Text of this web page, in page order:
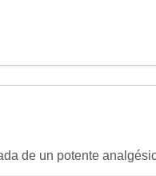
de un potente